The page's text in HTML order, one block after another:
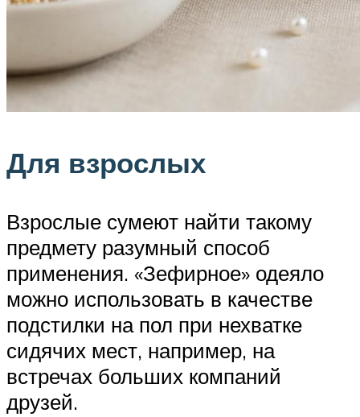
Для взрослых
Взрослые сумеют найти такому
предмету разумный способ
применения. «Зефирное» одеяло
можно использовать в качестве
подстилки на пол при нехватке
сидячих мест, например, на
встречах больших компаний
друзей.